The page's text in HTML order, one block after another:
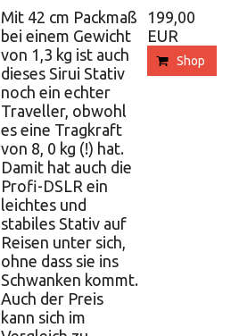
Mit 42 cm Packmaß
bei einem Gewicht
von 1,3 kg ist auch
dieses Sirui Stativ
noch ein echter
Traveller, obwohl
es eine Tragkraft
von 8, 0 kg (!) hat.
Damit hat auch die
Profi-DSLR ein
leichtes und
stabiles Stativ auf
Reisen unter sich,
ohne dass sie ins
Schwanken kommt.
Auch der Preis
kann sich im
199,00
EUR
Shop